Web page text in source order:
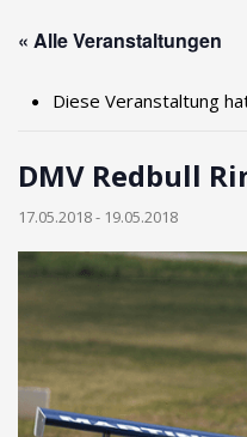
« Alle Veranstaltungen
Diese Veranstaltung
DMV Redbull
17.05.2018- 19.05.2018